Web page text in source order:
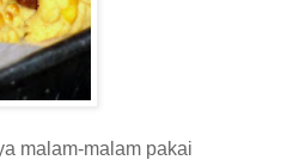
malam-malam pakai